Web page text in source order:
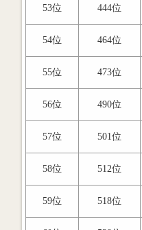
53位 444位
54位 464位
55位 473位
56位 490位
57位 501位
58位 512位
59位 518位